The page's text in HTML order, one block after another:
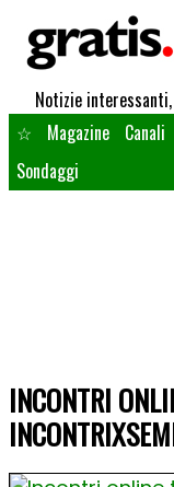
Notizie
☆
Magazine Canali
Sondaggi
INCONTRI